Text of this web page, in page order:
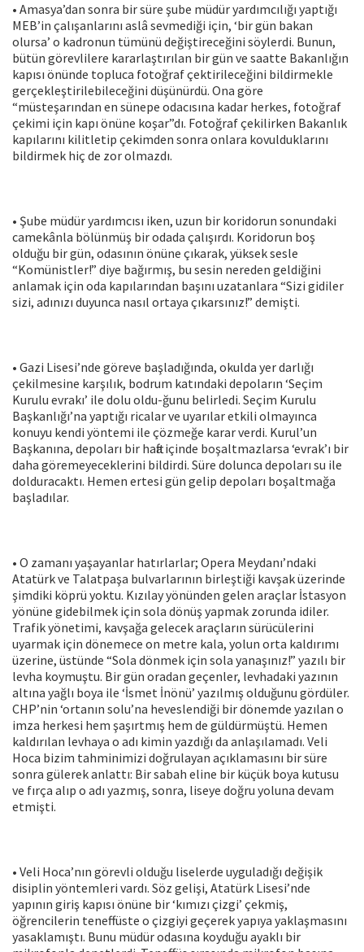
• Amasya’dan sonra bir süre şube müdür yardımcılığı yaptığı
MEB’in çalışanlarını aslâ sevmediği için, ‘bir gün bakan
olursa’ o kadronun tümünü değiştireceğini söylerdi. Bunun,
bütün görevlilere kararlaştırılan bir gün ve saatte Bakanlığın
kapısı önünde topluca fotoğraf çektirileceğini bildirmekle
gerçekleştirilebileceğini düşünürdü. Ona göre
“müsteşarından en sünepe odacısına kadar herkes, fotoğraf
çekimi için kapı önüne koşar”dı. Fotoğraf çekilirken Bakanlık
kapılarını kilitletip çekimden sonra onlara kovulduklarını
bildirmek hiç de zor olmazdı.
• Şube müdür yardımcısı iken, uzun bir koridorun sonundaki
camekânla bölünmüş bir odada çalışırdı. Koridorun boş
olduğu bir gün, odasının önüne çıkarak, yüksek sesle
“Komünistler!” diye bağırmış, bu sesin nereden geldiğini
anlamak için oda kapılarından başını uzatanlara “Sizi gidiler
sizi, adınızı duyunca nasıl ortaya çıkarsınız!” demişti.
• Gazi Lisesi’nde göreve başladığında, okulda yer darlığı
çekilmesine karşılık, bodrum katındaki depoların ‘Seçim
Kurulu evrakı’ ile dolu oldu-ğunu belirledi. Seçim Kurulu
Başkanlığı’na yaptığı ricalar ve uyarılar etkili olmayınca
konuyu kendi yöntemi ile çözmeğe karar verdi. Kurul’un
Başkanına, depoları bir hafta içinde boşaltmazlarsa ‘evrak’ı bir
daha göremeyeceklerini bildirdi. Süre dolunca depoları su ile
dolduracaktı. Hemen ertesi gün gelip depoları boşaltmağa
başladılar.
• O zamanı yaşayanlar hatırlarlar; Opera Meydanı’ndaki
Atatürk ve Talatpaşa bulvarlarının birleştiği kavşak üzerinde
şimdiki köprü yoktu. Kızılay yönünden gelen araçlar İstasyon
yönüne gidebilmek için sola dönüş yapmak zorunda idiler.
Trafik yönetimi, kavşağa gelecek araçların sürücülerini
uyarmak için dönemece on metre kala, yolun orta kaldırımı
üzerine, üstünde “Sola dönmek için sola yanaşınız!” yazılı bir
levha koymuştu. Bir gün oradan geçenler, levhadaki yazının
altına yağlı boya ile ‘İsmet İnönü’ yazılmış olduğunu gördüler.
CHP’nin ‘ortanın solu’na heveslendiği bir dönemde yazılan o
imza herkesi hem şaşırtmış hem de güldürmüştü. Hemen
kaldırılan levhaya o adı kimin yazdığı da anlaşılamadı. Veli
Hoca bizim tahminimizi doğrulayan açıklamasını bir süre
sonra gülerek anlattı: Bir sabah eline bir küçük boya kutusu
ve fırça alıp o adı yazmış, sonra, liseye doğru yoluna devam
etmişti.
• Veli Hoca’nın görevli olduğu liselerde uyguladığı değişik
disiplin yöntemleri vardı. Söz gelişi, Atatürk Lisesi’nde
yapının giriş kapısı önüne bir ‘kımızı çizgi’ çekmiş,
öğrencilerin teneffüste o çizgiyi geçerek yapıya yaklaşmasını
yasaklamıştı. Bunu müdür odasına koyduğu ayaklı bir